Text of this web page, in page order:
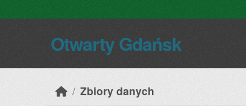
Otwarty Gdańsk
Zbiory danych